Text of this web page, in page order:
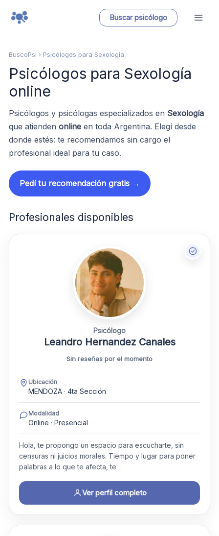
Buscar psicólogo
BuscoPsi › Psicólogos para Sexología
Psicólogos para Sexología
online
Psicólogos y psicólogas especializados en Sexología
que atienden online en toda Argentina. Elegí desde
donde estés: te recomendamos sin cargo el
profesional ideal para tu caso.
Pedí tu recomendación gratis →
Profesionales disponibles
Psicólogo
Leandro Hernandez Canales
Sin reseñas por el momento
Ubicación
MENDOZA · 4ta Sección
Modalidad
Online · Presencial
Hola, te propongo un espacio para escucharte, sin
censuras ni juicios morales. Tiempo y lugar para poner
palabras a lo que te afecta, te…
Ver perfil completo